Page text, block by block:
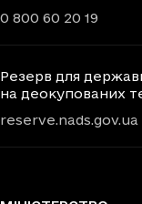
0 800 60 20 19
Резерв для
на деокупованих
reserve.nads.gov.ua